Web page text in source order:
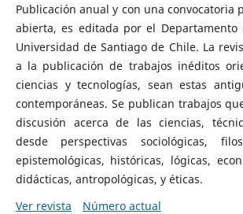
Publicación anual y con una convocatoria
abierta, es editada por el Departamento
Universidad de Santiago de Chile. La
a la publicación de trabajos inéditos
ciencias y tecnologías, sean estas
contemporáneas. Se publican trabajos
discusión acerca de las ciencias,
desde perspectivas sociológicas,
epistemológicas, históricas, lógicas,
didácticas, antropológicas, y éticas.
Ver revista
Número actual